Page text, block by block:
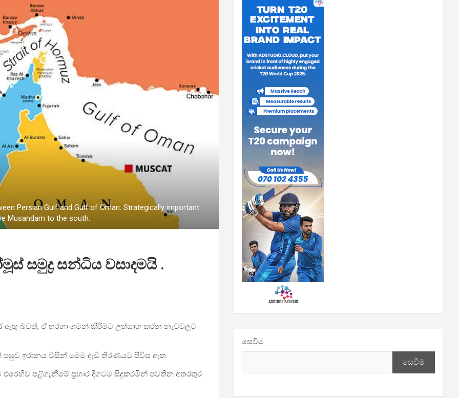
Persian Gulf and Gulf of Oman. Strategically important
Musandam to the south.
සමුද්‍ර සන්ධිය වසාදමයි .
ඇතු බවත්, ඒ හරහා ගමන් කිරීමට උත්සාහ කරන නැව්වලට
ඉරානය විසින් මෙම දැඩි තීරණයට පිවිස ඇත.
පළිගැනීමේ ප්‍රහාර දිගටම සිදුකරමින් පවතින අතරතුර
සෙවීම
සෙවීම